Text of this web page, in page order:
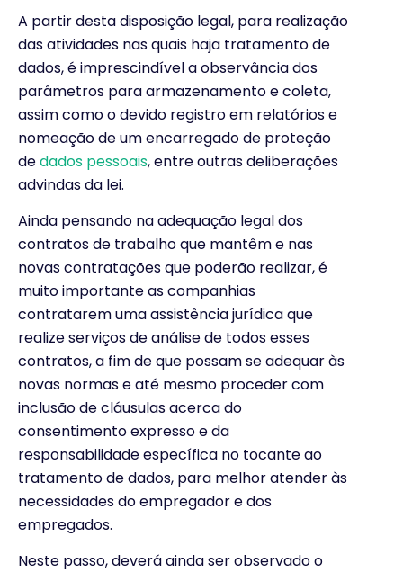
A partir desta disposição legal, para realização
das atividades nas quais haja tratamento de
dados, é imprescindível a observância dos
parâmetros para armazenamento e coleta,
assim como o devido registro em relatórios e
nomeação de um encarregado de proteção
dedados pessoais, entre outras deliberações
advindas da lei.
Ainda pensando na adequação legal dos
contratos de trabalho que mantêm e nas
novas contratações que poderão realizar, é
muito importante as companhias
contratarem uma assistência jurídica que
realize serviços de análise de todos esses
contratos, a fim de que possam se adequar às
novas normas e até mesmo proceder com
inclusão de cláusulas acerca do
consentimento expresso e da
responsabilidade específica no tocante ao
tratamento de dados, para melhor atender às
necessidades do empregador e dos
empregados.
Neste passo, deverá ainda ser observado o